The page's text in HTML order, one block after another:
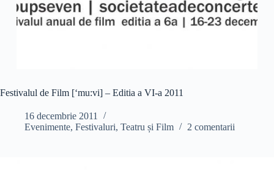
Festivalul de Film [‘mu:vi] – Editia a VI-a 2011
16 decembrie 2011
Evenimente, Festivaluri, Teatru și Film 2 comentarii